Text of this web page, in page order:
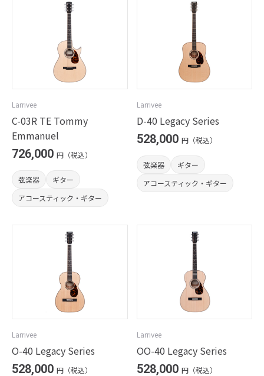
Larrivee
C-03R TE Tommy
Emmanuel
726,000 円（税込）
弦楽器
ギター
アコースティック・ギター
Larrivee
D-40 Legacy Series
528,000 円（税込）
弦楽器
ギター
アコースティック・ギター
Larrivee
O-40 Legacy Series
528,000 円（税込）
Larrivee
OO-40 Legacy Series
528,000 円（税込）